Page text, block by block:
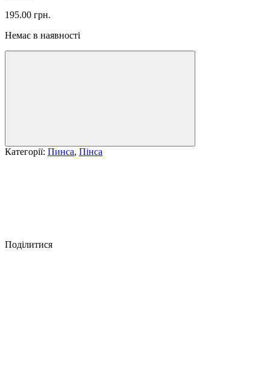
195.00 грн.
Немає в наявності
Категорії: Пинса, Пінса
Поділитися